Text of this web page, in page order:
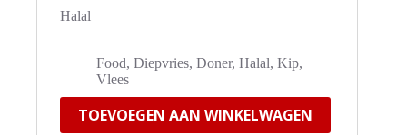
Halal
Food, Diepvries, Doner, Halal, Kip,
Vlees
TOEVOEGEN AAN WINKELWAGEN